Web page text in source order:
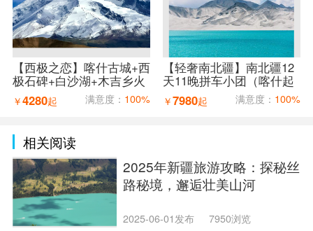
【西极之恋】喀什古城+西
极石碑+白沙湖+木吉乡火
山口+红旗拉普口岸+盘龙
古道7天6晚拼车小团（喀
￥4280起 满意度： 100%
【轻奢南北疆】南北疆12
天11晚拼车小团（喀什起
乌鲁木齐止）
￥7980起 满意度： 100%
相关阅读
2025年新疆旅游攻略：探秘丝
路秘境，邂逅壮美山河
2025-06-01发布 7950浏览